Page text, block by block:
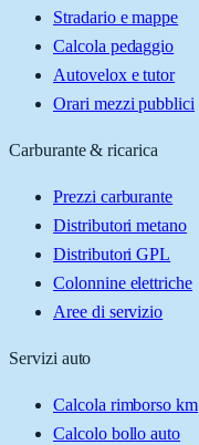
Stradario e mappe
Calcola pedaggio
Autovelox e tutor
Orari mezzi pubblici
Carburante & ricarica
Prezzi carburante
Distributori metano
Distributori GPL
Colonnine elettriche
Aree di servizio
Servizi auto
Calcola rimborso km
Calcolo bollo auto